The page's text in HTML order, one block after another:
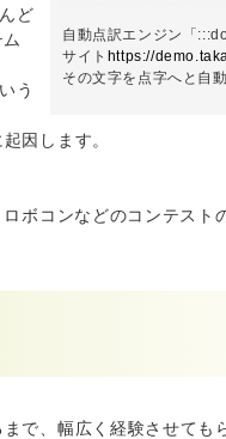
自動点訳エンジン「
サイト https://
その文字を点字へと自
ど
う
因します。
ボコンなどのコンテスト
で、幅広く経験させても